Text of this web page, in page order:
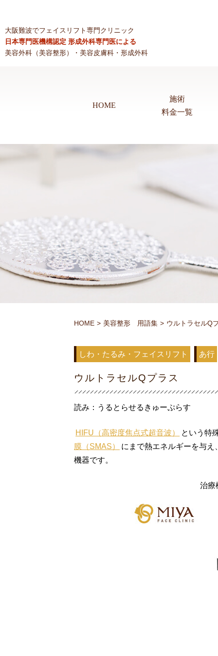
大阪難波でフェイスリフト専門クリニック
日本専門医機構認定 形成外科専門医による
美容外科（美容整形）・美容皮膚科・形成外科
HOME
施術
料金一覧
HOME 美容整形 用語集 ウルトラセルQ
しわ・たるみ・フェイスリフト あ行
ウルトラセルQプラス
読み：うるとらせるきゅーぷらす
HIFU（高密度焦点式超音波）
という特
膜（SMAS）
にまで熱エネルギーを与
機器です。
治療